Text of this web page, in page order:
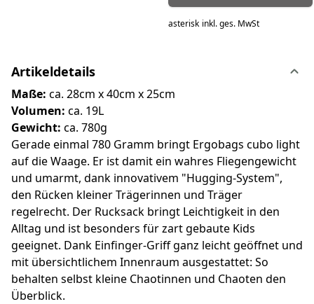
asterisk inkl. ges. MwSt
Artikeldetails
Maße: ca. 28cm x 40cm x 25cm
Volumen: ca. 19L
Gewicht: ca. 780g
Gerade einmal 780 Gramm bringt Ergobags cubo light
auf die Waage. Er ist damit ein wahres Fliegengewicht
und umarmt, dank innovativem "Hugging-System",
den Rücken kleiner Trägerinnen und Träger
regelrecht. Der Rucksack bringt Leichtigkeit in den
Alltag und ist besonders für zart gebaute Kids
geeignet. Dank Einfinger-Griff ganz leicht geöffnet und
mit übersichtlichem Innenraum ausgestattet: So
behalten selbst kleine Chaotinnen und Chaoten den
Überblick.